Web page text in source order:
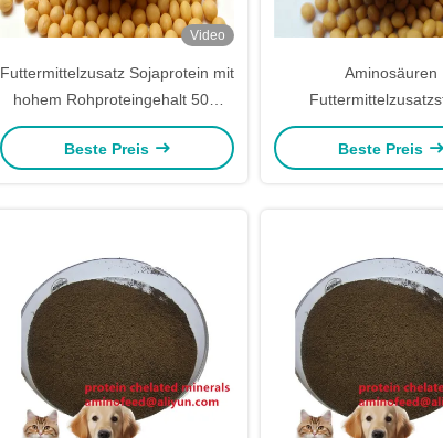
Video
Futtermittelzusatz Sojaprotein mit
hohem Rohproteingehalt 50%
und säurelöslichem Protein für
Stück-Tierfutter und Futtermittel
Beste Preis
Aminosäuren
Rohprotein mit
Beste Preis